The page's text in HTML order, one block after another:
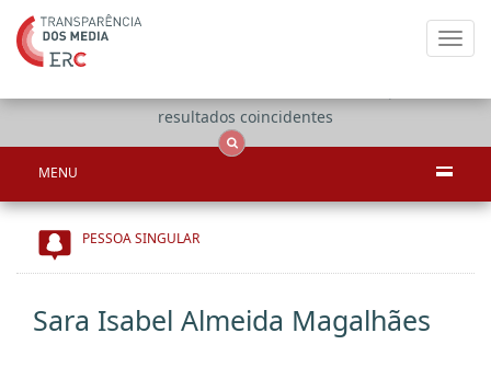
resultados coincidentes
MENU
PESSOA SINGULAR
Sara Isabel Almeida Magalhães